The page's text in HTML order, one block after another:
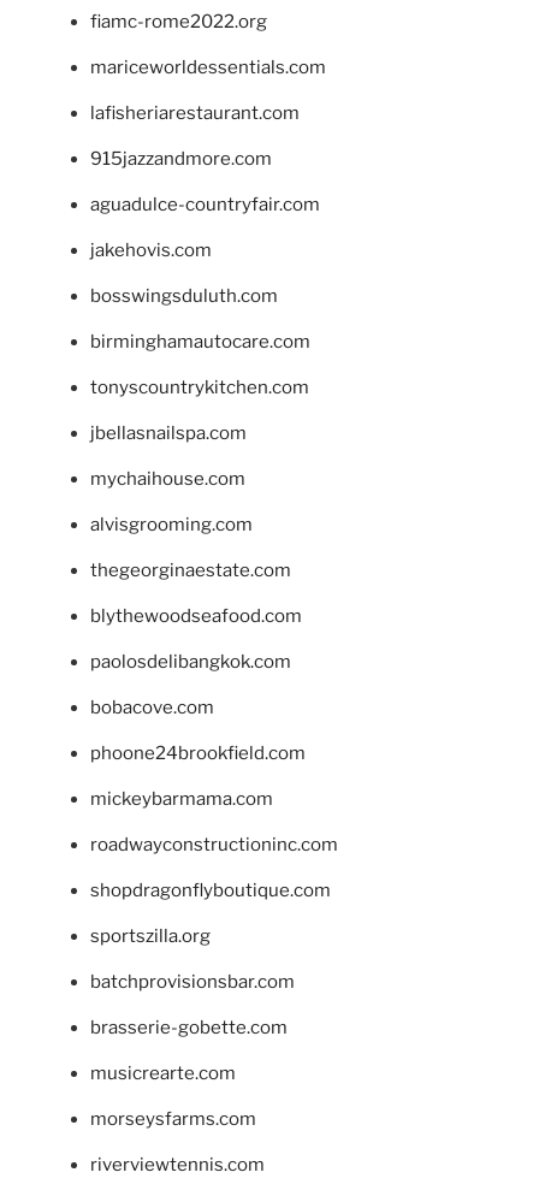
fiamc-rome2022.org
mariceworldessentials.com
lafisheriarestaurant.com
915jazzandmore.com
aguadulce-countryfair.com
jakehovis.com
bosswingsduluth.com
birminghamautocare.com
tonyscountrykitchen.com
jbellasnailspa.com
mychaihouse.com
alvisgrooming.com
thegeorginaestate.com
blythewoodseafood.com
paolosdelibangkok.com
bobacove.com
phoone24brookfield.com
mickeybarmama.com
roadwayconstructioninc.com
shopdragonflyboutique.com
sportszilla.org
batchprovisionsbar.com
brasserie-gobette.com
musicrearte.com
morseysfarms.com
riverviewtennis.com